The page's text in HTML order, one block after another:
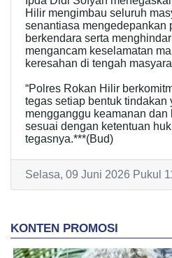
Hilir mengimbau seluruh
senantiasa mengedepankan
berkendara serta
mengancam keselamatan
keresahan di tengah
“Polres Rokan Hilir
tegas setiap bentuk tindakan
mengganggu keamanan dan
sesuai dengan ketentuan
tegasnya.***(Bud)
Selasa, 09 Juni 2026 Pukul